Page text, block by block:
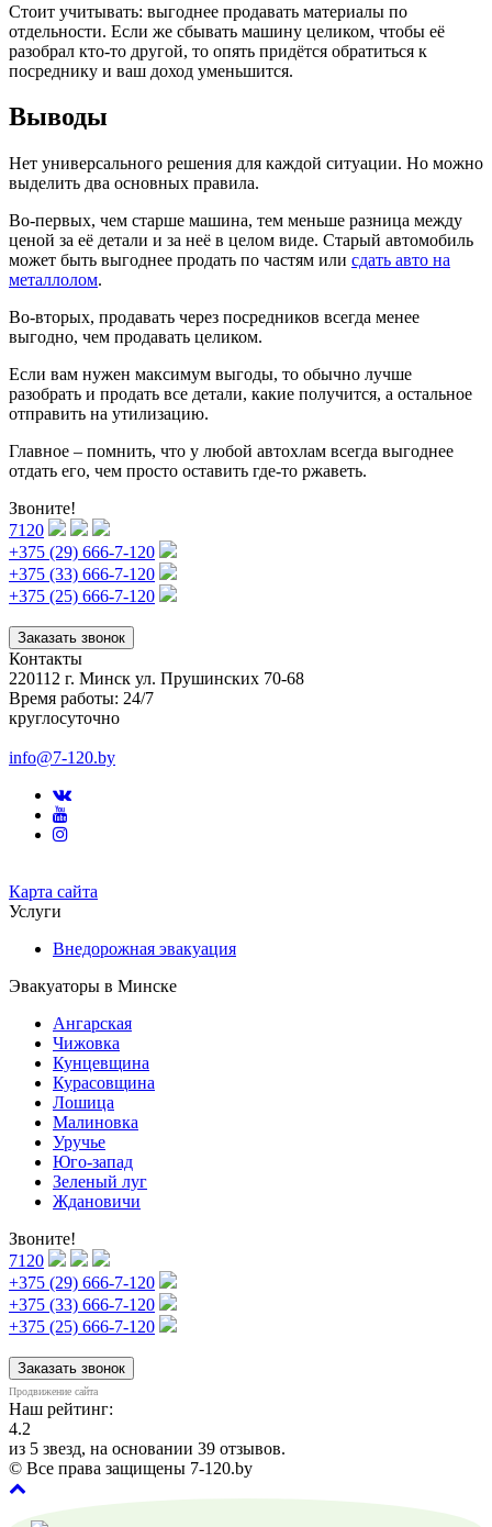
Стоит учитывать: выгоднее продавать материалы по
отдельности. Если же сбывать машину целиком, чтобы её
разобрал кто-то другой, то опять придётся обратиться к
посреднику и ваш доход уменьшится.
Выводы
Нет универсального решения для каждой ситуации. Но можно
выделить два основных правила.
Во-первых, чем старше машина, тем меньше разница между
ценой за её детали и за неё в целом виде. Старый автомобиль
может быть выгоднее продать по частям или сдать авто на
металлолом.
Во-вторых, продавать через посредников всегда менее
выгодно, чем продавать целиком.
Если вам нужен максимум выгоды, то обычно лучше
разобрать и продать все детали, какие получится, а остальное
отправить на утилизацию.
Главное – помнить, что у любой автохлам всегда выгоднее
отдать его, чем просто оставить где-то ржаветь.
Звоните!
7120
+375 (29) 666-7-120
+375 (33) 666-7-120
+375 (25) 666-7-120
Заказать звонок
Контакты
220112 г. Минск ул. Прушинских 70-68
Время работы: 24/7
круглосуточно
info@7-120.by
Карта сайта
Услуги
Внедорожная эвакуация
Эвакуаторы в Минске
Ангарская
Чижовка
Кунцевщина
Курасовщина
Лошица
Малиновка
Уручье
Юго-запад
Зеленый луг
Ждановичи
Звоните!
7120
+375 (29) 666-7-120
+375 (33) 666-7-120
+375 (25) 666-7-120
Заказать звонок
Продвижение сайта
Наш рейтинг:
4.2
из 5 звезд, на основании 39 отзывов.
© Все права защищены 7-120.by